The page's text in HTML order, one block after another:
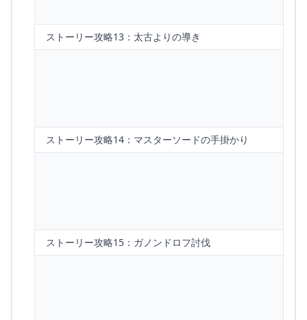
ストーリー攻略13：太古よりの導き
ストーリー攻略14：マスターソードの手掛かり
ストーリー攻略15：ガノンドロフ討伐